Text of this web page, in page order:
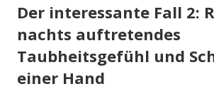
Der interessante Fall 2:
nachts auftretendes
Taubheitsgefühl und
einer Hand